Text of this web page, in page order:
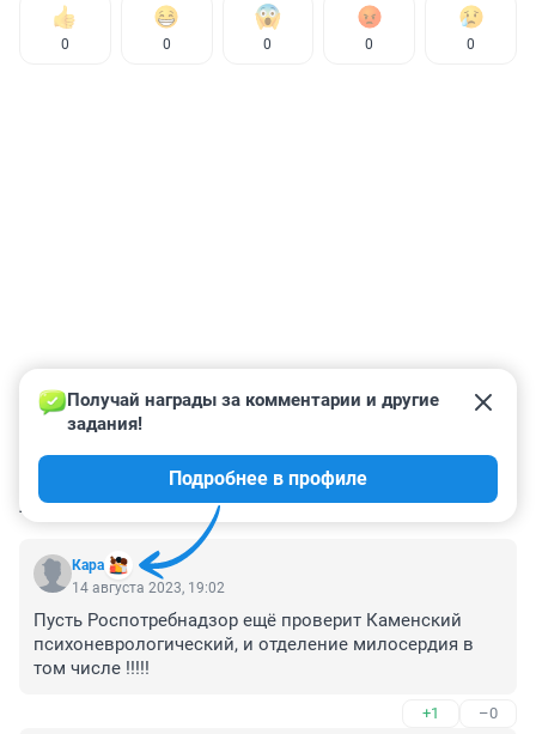
0 0 0 0 0
КОММЕНТАРИИ 31
Кара
Получай награды за комментарии и другие
задания!
Подробнее в профиле
14 августа 2023, 19:02
Пусть Роспотребнадзор ещё проверит Каменский
психоневрологический, и отделение милосердия в
том числе !!!!!
+1 –0